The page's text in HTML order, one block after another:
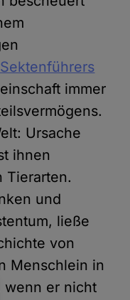
immer
Ursache
ihnen
Tierarten.
und
ließe
von
Menschlein in
wenn er nicht